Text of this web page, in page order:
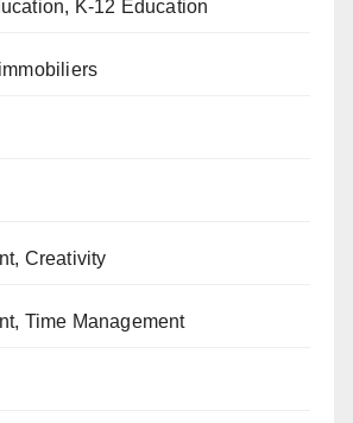
K-12 Education
Creativity
Time Management